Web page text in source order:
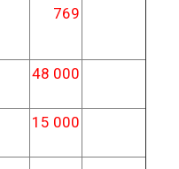
769
48 000
15 000